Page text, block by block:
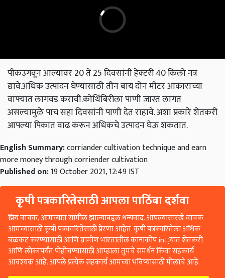
पीकउगवून आल्यावर 20 ते 25 दिवसांनी हेक्‍टरी 40 किलो नत्र
द्यावे.अधिक उत्पादन घेण्यासाठी तीन बाय दोन मीटर आकाराच्या
वाफ्यात लागवड करावी.कोथिंबिरीला पाणी जास्त लागत
असल्यामुळे पाच सहा दिवसांनी पाणी देत राहावे. अशा प्रकारे शेतकरी
आपल्या पिकात वाढ करून अधिकचे उत्पादन घेऊ शकतात.
English Summary:corriander cultivation technique and earn
more money through corriender cultivation
Published on:19 October 2021, 12:49 IST
कृषी पत्रकारितेसाठी आपला पाठिंबा दर्शवा
प्रिय वाचक, आमच्यात सामील झाल्याबद्दल धन्यवाद. आपल्यासारखे वाचक
आमच्यासाठी कृषी पत्रकारितेसाठी प्रेरणा आहेत. कृषी पत्रकारितेला अधिक
बळकट करण्यासाठी आणि ग्रामीण भारतातील कानाकोप in्यात शेतकरी
आणि लोकांपर्यंत पोहोचण्यासाठी आम्हाला तुमचे समर्थन किंवा सहकार्य
आवश्यक आहे. आपले प्रत्येक सहकार्य आमच्या भविष्यासाठी मोलाचे आहे.